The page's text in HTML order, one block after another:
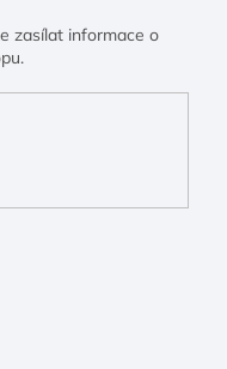
zasílat informace o